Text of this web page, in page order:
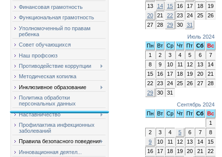
Финансовая грамотность
Функциональная грамотность
Уполномоченный по правам
ребенка
Совет обучающихся
Наш профсоюз
Противодействие коррупции
Методическая копилка
Инклюзивное образование
Политика обработки
персональных данных
Наставничество
Профилактика инфекционных
заболеваний
Правила безопасного поведения
Инновационная деятел...
13
14 15 16 17 18
19
20
21 22 23 24 25
26
27
28 29 30
31
Июль 2024
Пн Вт Ср Чт Пт Сб Вс
1
2 3 4 5 6
7
8
9 10 11 12 13
14
15
16 17 18 19 20
21
22
23 24 25 26 27
28
29
30
31
Сентябрь 2024
Пн Вт Ср Чт Пт Сб Вс
1
2
3 4 5 6 7
8
9
10 11 12 13 14
15
16
17 18 19 20 21
22